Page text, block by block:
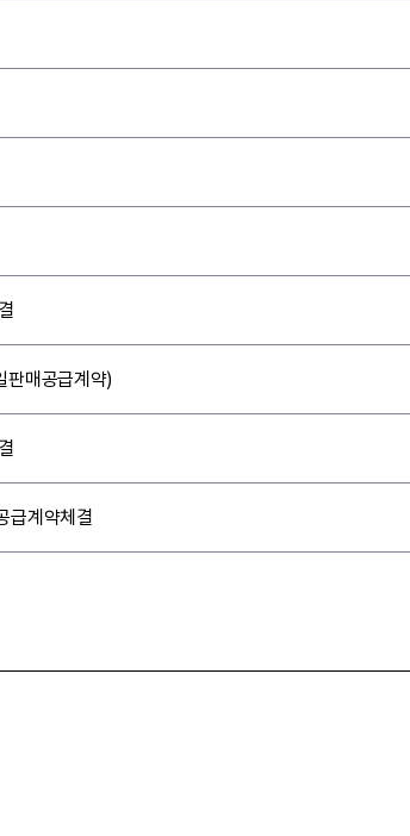
판매공급계약)
급계약체결